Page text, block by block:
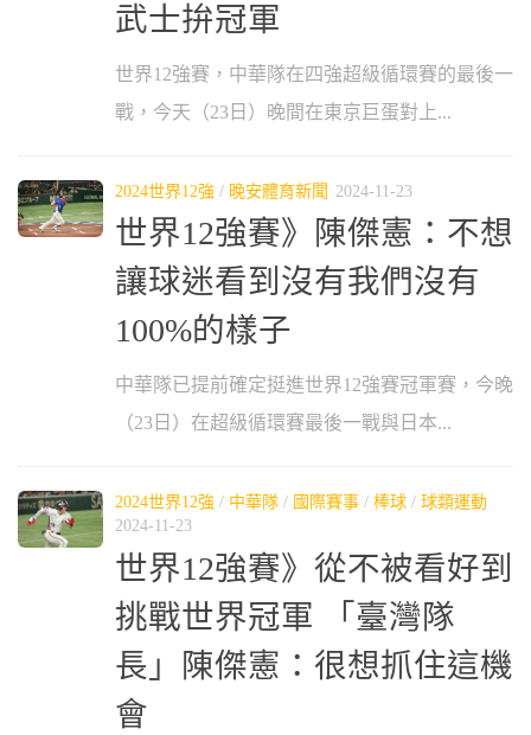
武士拚冠軍
世界12強賽，中華隊在四強超級循環賽的最後一
戰，今天（23日）晚間在東京巨蛋對上...
2024世界12強 / 晚安體育新聞 2024-11-23
世界12強賽》陳傑憲：不想
讓球迷看到沒有我們沒有
100%的樣子
中華隊已提前確定挺進世界12強賽冠軍賽，今晚
（23日）在超級循環賽最後一戰與日本...
2024世界12強 / 中華隊 / 國際賽事 / 棒球 / 球類運動
2024-11-23
世界12強賽》從不被看好到
挑戰世界冠軍 「臺灣隊
長」陳傑憲：很想抓住這機
會